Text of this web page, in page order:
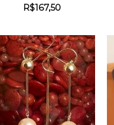
R$167,50